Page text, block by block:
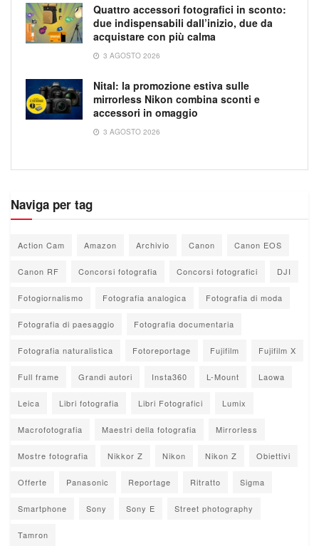
Quattro accessori fotografici in sconto:
due indispensabili dall’inizio, due da
acquistare con più calma
3 AGOSTO 2026
Nital: la promozione estiva sulle
mirrorless Nikon combina sconti e
accessori in omaggio
3 AGOSTO 2026
Naviga per tag
Action Cam Amazon Archivio Canon Canon EOS
Canon RF Concorsi fotografia Concorsi fotografici DJI
Fotogiornalismo Fotografia analogica Fotografia di moda
Fotografia di paesaggio Fotografia documentaria
Fotografia naturalistica Fotoreportage Fujifilm Fujifilm X
Full frame Grandi autori Insta360 L-Mount Laowa
Leica Libri fotografia Libri Fotografici Lumix
Macrofotografia Maestri della fotografia Mirrorless
Mostre fotografia Nikkor Z Nikon Nikon Z Obiettivi
Offerte Panasonic Reportage Ritratto Sigma
Smartphone Sony Sony E Street photography
Tamron